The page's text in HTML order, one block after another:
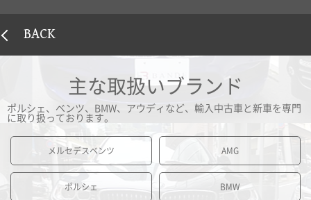
BACK
主な取扱いブランド
ポルシェ、ベンツ、BMW、アウディなど、輸入中古車と新車を専門
に取り扱っております。
メルセデスベンツ AMG
ポルシェ BMW